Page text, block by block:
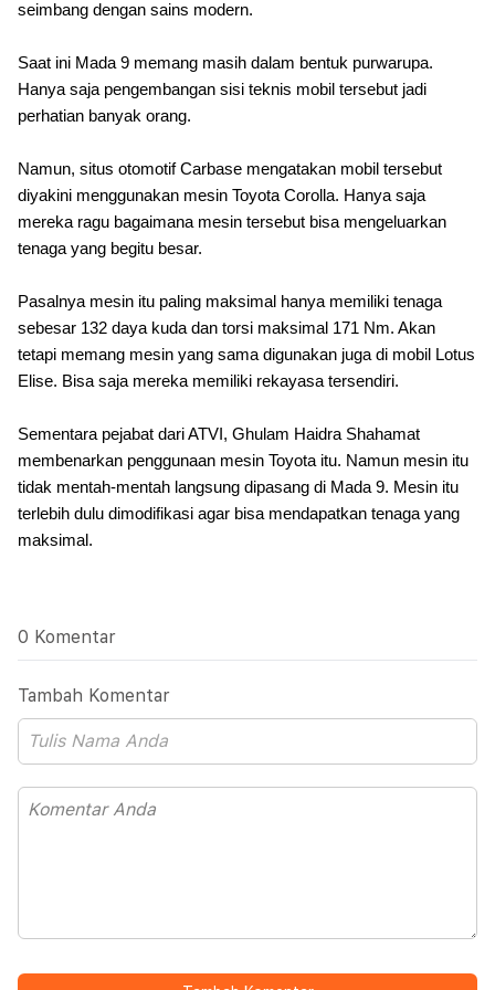
seimbang dengan sains modern.
Saat ini Mada 9 memang masih dalam bentuk purwarupa.
Hanya saja pengembangan sisi teknis mobil tersebut jadi
perhatian banyak orang.
Namun, situs otomotif Carbase mengatakan mobil tersebut
diyakini menggunakan mesin Toyota Corolla. Hanya saja
mereka ragu bagaimana mesin tersebut bisa mengeluarkan
tenaga yang begitu besar.
Pasalnya mesin itu paling maksimal hanya memiliki tenaga
sebesar 132 daya kuda dan torsi maksimal 171 Nm. Akan
tetapi memang mesin yang sama digunakan juga di mobil Lotus
Elise. Bisa saja mereka memiliki rekayasa tersendiri.
Sementara pejabat dari ATVI, Ghulam Haidra Shahamat
membenarkan penggunaan mesin Toyota itu. Namun mesin itu
tidak mentah-mentah langsung dipasang di Mada 9. Mesin itu
terlebih dulu dimodifikasi agar bisa mendapatkan tenaga yang
maksimal.
0 Komentar
Tambah Komentar